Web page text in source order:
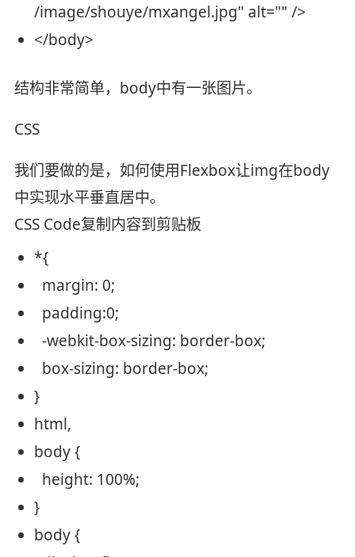
/image/shouye/mxangel.jpg" alt="" />
</body>
结构非常简单，body中有一张图片。
CSS
我们要做的是，如何使用Flexbox让img在body
中实现水平垂直居中。
CSS Code复制内容到剪贴板
*{
margin: 0;
padding:0;
-webkit-box-sizing: border-box;
box-sizing: border-box;
}
html,
body {
height: 100%;
}
body {